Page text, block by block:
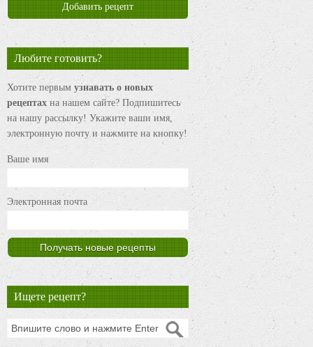
Добавить рецепт
Любите готовить?
Хотите первым узнавать о новых
рецептах на нашем сайте? Подпишитесь
на нашу рассылку! Укажите ваши имя,
электронную почту и нажмите на кнопку!
Ваше имя
Электронная почта
Ищете рецепт?